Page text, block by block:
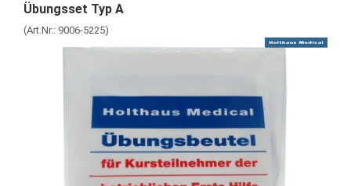
Übungsset Typ A
(Art.Nr.: 9006-5225)